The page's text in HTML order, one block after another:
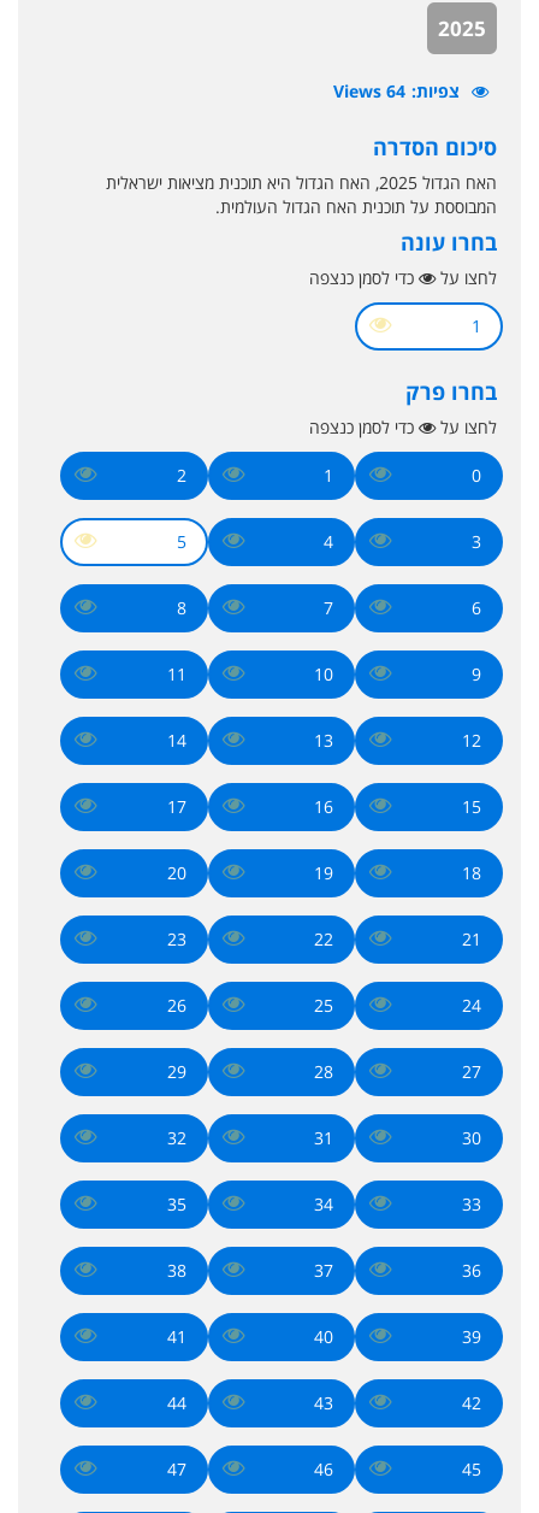
2025
צפיות 64 Views
סיכום הסדרה
האח הגדול 2025, האח הגדול היא תוכנית מציאות ישראלית
המבוססת על תוכנית האח הגדול העולמית.
בחרו עונה
לחצו על כדי לסמן כנצפה
1
בחרו פרק
לחצו על כדי לסמן כנצפה
0
1
2
3
4
5
6
7
8
9
10
11
12
13
14
15
16
17
18
19
20
21
22
23
24
25
26
27
28
29
30
31
32
33
34
35
36
37
38
39
40
41
42
43
44
45
46
47